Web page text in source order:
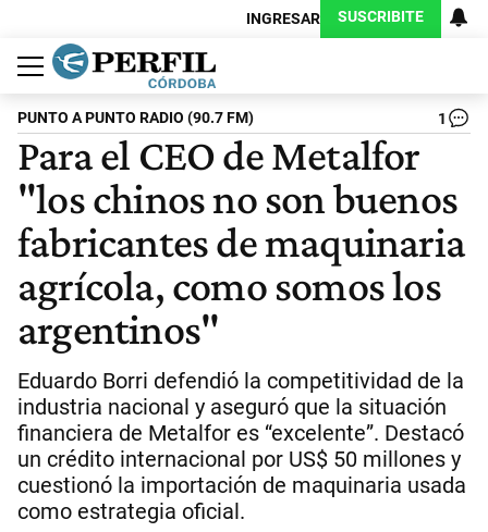
INGRESAR SUSCRIBITE
Política
Economía
Judiciales
Sociedad
Cultura
Espectáculos
Deportes
Protagonistas
PUNTO A PUNTO RADIO (90.7 FM) 1
Para el CEO de Metalfor
"los chinos no son buenos
fabricantes de maquinaria
agrícola, como somos los
argentinos"
Eduardo Borri defendió la competitividad de la
industria nacional y aseguró que la situación
financiera de Metalfor es “excelente”. Destacó
un crédito internacional por US$ 50 millones y
cuestionó la importación de maquinaria usada
como estrategia oficial.